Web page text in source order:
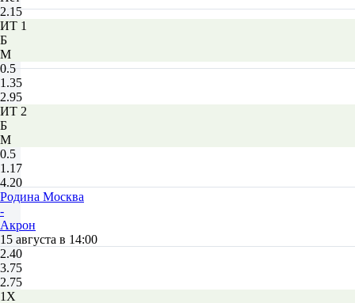
2.15
ИТ 1
Б
М
0.5
1.35
2.95
ИТ 2
Б
М
0.5
1.17
4.20
Родина Москва
-
Акрон
15 августа в 14:00
2.40
3.75
2.75
1X